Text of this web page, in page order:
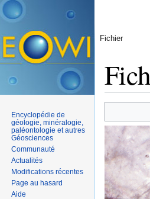
Fichier
Encyclopédie de
géologie, minéralogie,
paléontologie et autres
Géosciences
Communauté
Actualités
Modifications récentes
Page au hasard
Aide